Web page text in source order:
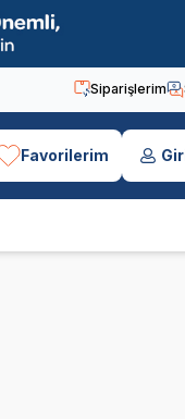
Siparişlerim
Favorilerim